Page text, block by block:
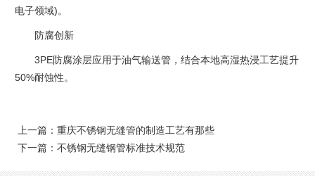
电子领域)。
‌防腐创新‌
3PE防腐涂层应用于油气输送管，结合本地高湿热浸工艺提升
50%耐蚀性。
上一篇：重庆不锈钢无缝管的制造工艺有那些
下一篇：不锈钢无缝钢管标准技术规范